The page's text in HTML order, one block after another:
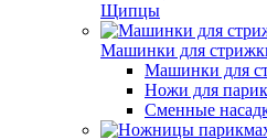
Щипцы
Машинки для
Машинки для
Ножи для
Сменные